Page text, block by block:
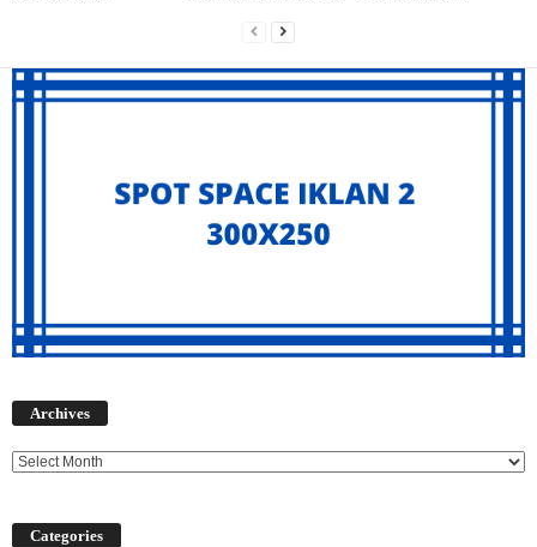
Archives
Categories